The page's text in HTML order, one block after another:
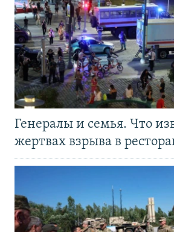
Генералы и семья. Что
жертвах взрыва в